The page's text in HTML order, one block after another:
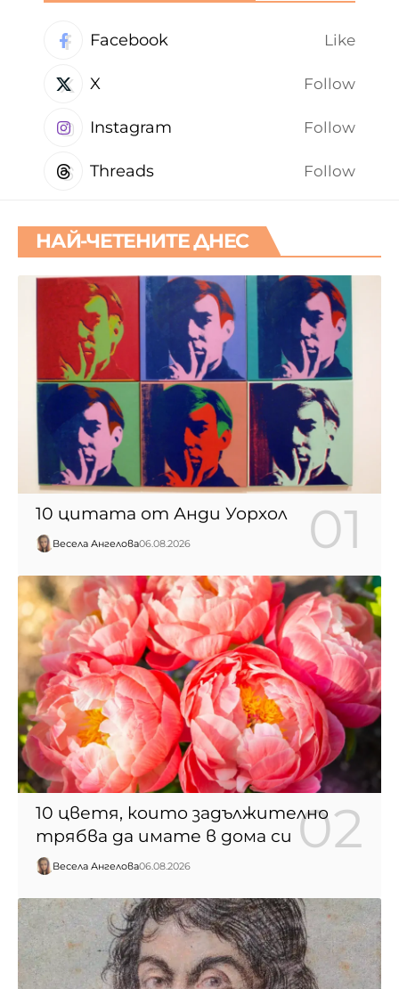
Facebook Like
X Follow
Instagram Follow
Threads Follow
НАЙ-ЧЕТЕНИТЕ ДНЕС
10 цитата от Анди Уорхол
Весела Ангелова06.08.2026
10 цветя, които задължително
трябва да имате в дома си
Весела Ангелова06.08.2026